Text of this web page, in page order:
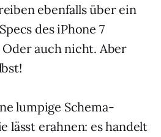
ebenfalls über ein
des iPhone 7
auch nicht. Aber
lumpige Schema-
lässt erahnen: es handelt